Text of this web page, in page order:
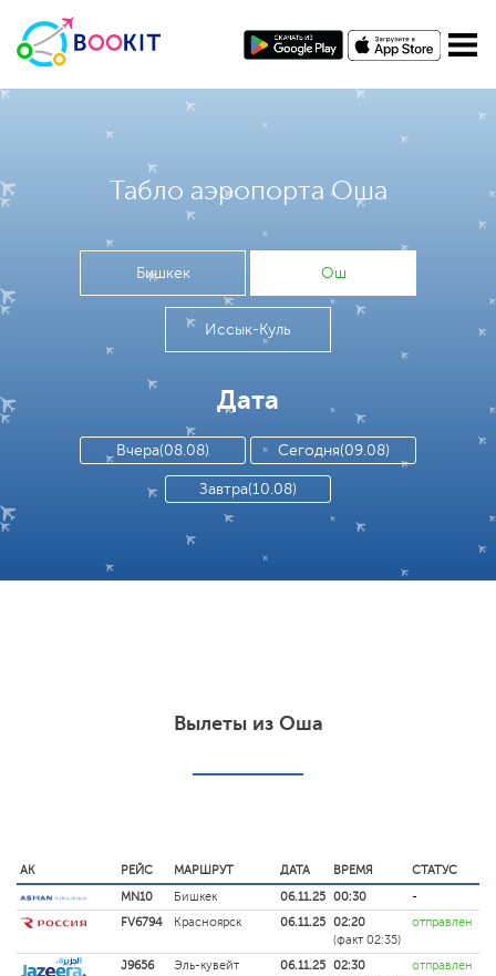
Табло аэропорта Оша
Бишкек Ош
Иссык-Куль
Дата
Вчера(08.08) Сегодня(09.08)
Завтра(10.08)
Вылеты из Оша
АК РЕЙС МАРШРУТ ДАТА ВРЕМЯ
СТАТУС
MN10
Бишкек 06.11.25 00:30
-
FV6794
Красноярск 06.11.25 02:20
(факт 02:35)
отправлен
J9656 Эль-кувейт 06.11.25 02:30
отправлен